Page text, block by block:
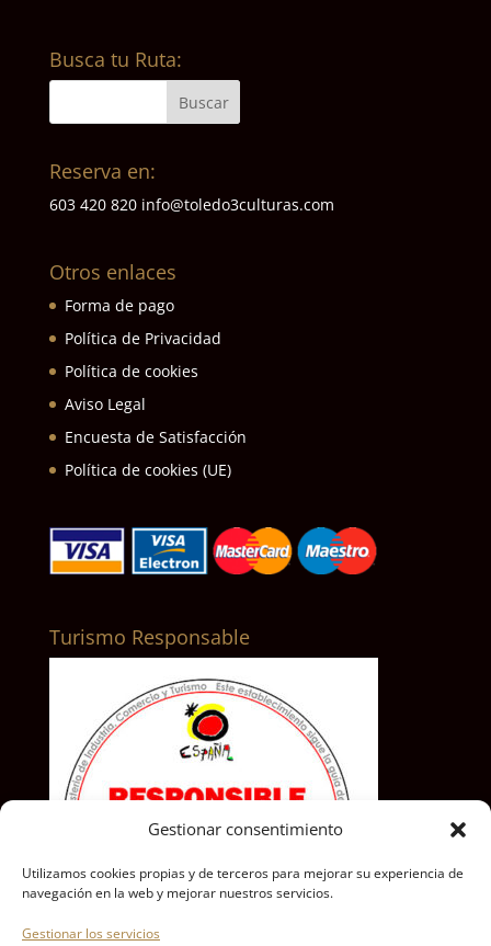
Gestionar consentimiento
Utilizamos cookies propias y de terceros para mejorar su experiencia de
navegación en la web y mejorar nuestros servicios.
Gestionar los servicios
Busca tu Ruta:
Reserva en:
603 420 820 info@toledo3culturas.com
Otros enlaces
Forma de pago
Política de Privacidad
Política de cookies
Aviso Legal
Encuesta de Satisfacción
Política de cookies (UE)
Turismo Responsable